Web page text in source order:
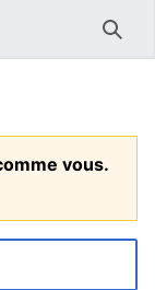
vous.